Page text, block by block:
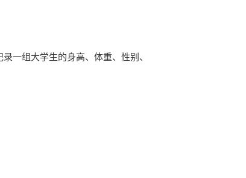
一组大学生的身高、体重、性别、